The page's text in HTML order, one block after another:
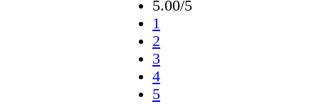
5.00/5
1
2
3
4
5